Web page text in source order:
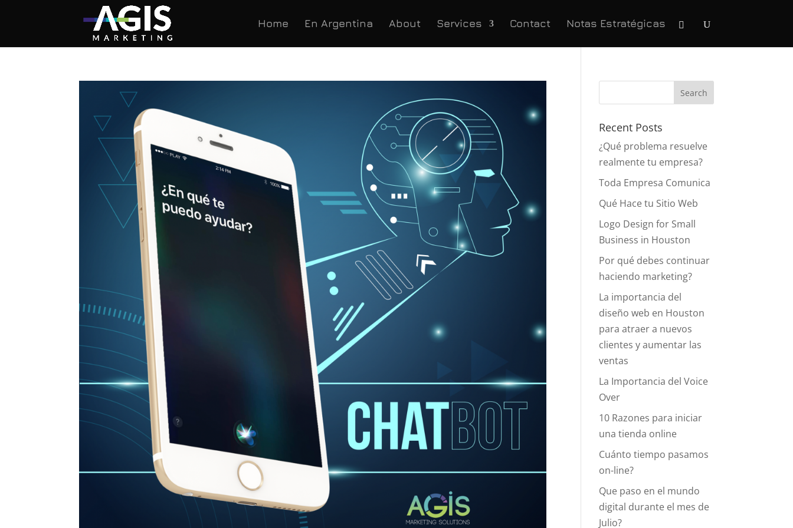
Home En Argentina About Services Contact Notas Estratégicas
Recent Posts
¿Qué problema resuelve
realmente tu empresa?
Toda Empresa Comunica
Qué Hace tu Sitio Web
Logo Design for Small
Business in Houston
Por qué debes continuar
haciendo marketing?
La importancia del
diseño web en Houston
para atraer a nuevos
clientes y aumentar las
ventas
La Importancia del Voice
Over
10 Razones para iniciar
una tienda online
Cuánto tiempo pasamos
on-line?
Que paso en el mundo
digital durante el mes de
Julio?